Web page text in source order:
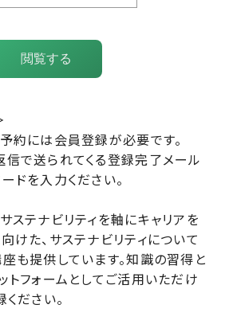
閲覧する
約には会員登録が必要です。
で送られてくる登録完了メール
ドを入力ください。
ステナビリティを軸にキャリアを
けた、サステナビリティについて
も提供しています。知識の習得と
トフォームとしてご活用いただけ
ださい。